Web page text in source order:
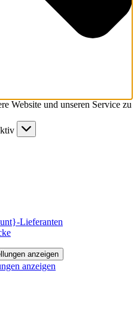
Website und unseren Service zu
Lieferanten
anzeigen
anzeigen